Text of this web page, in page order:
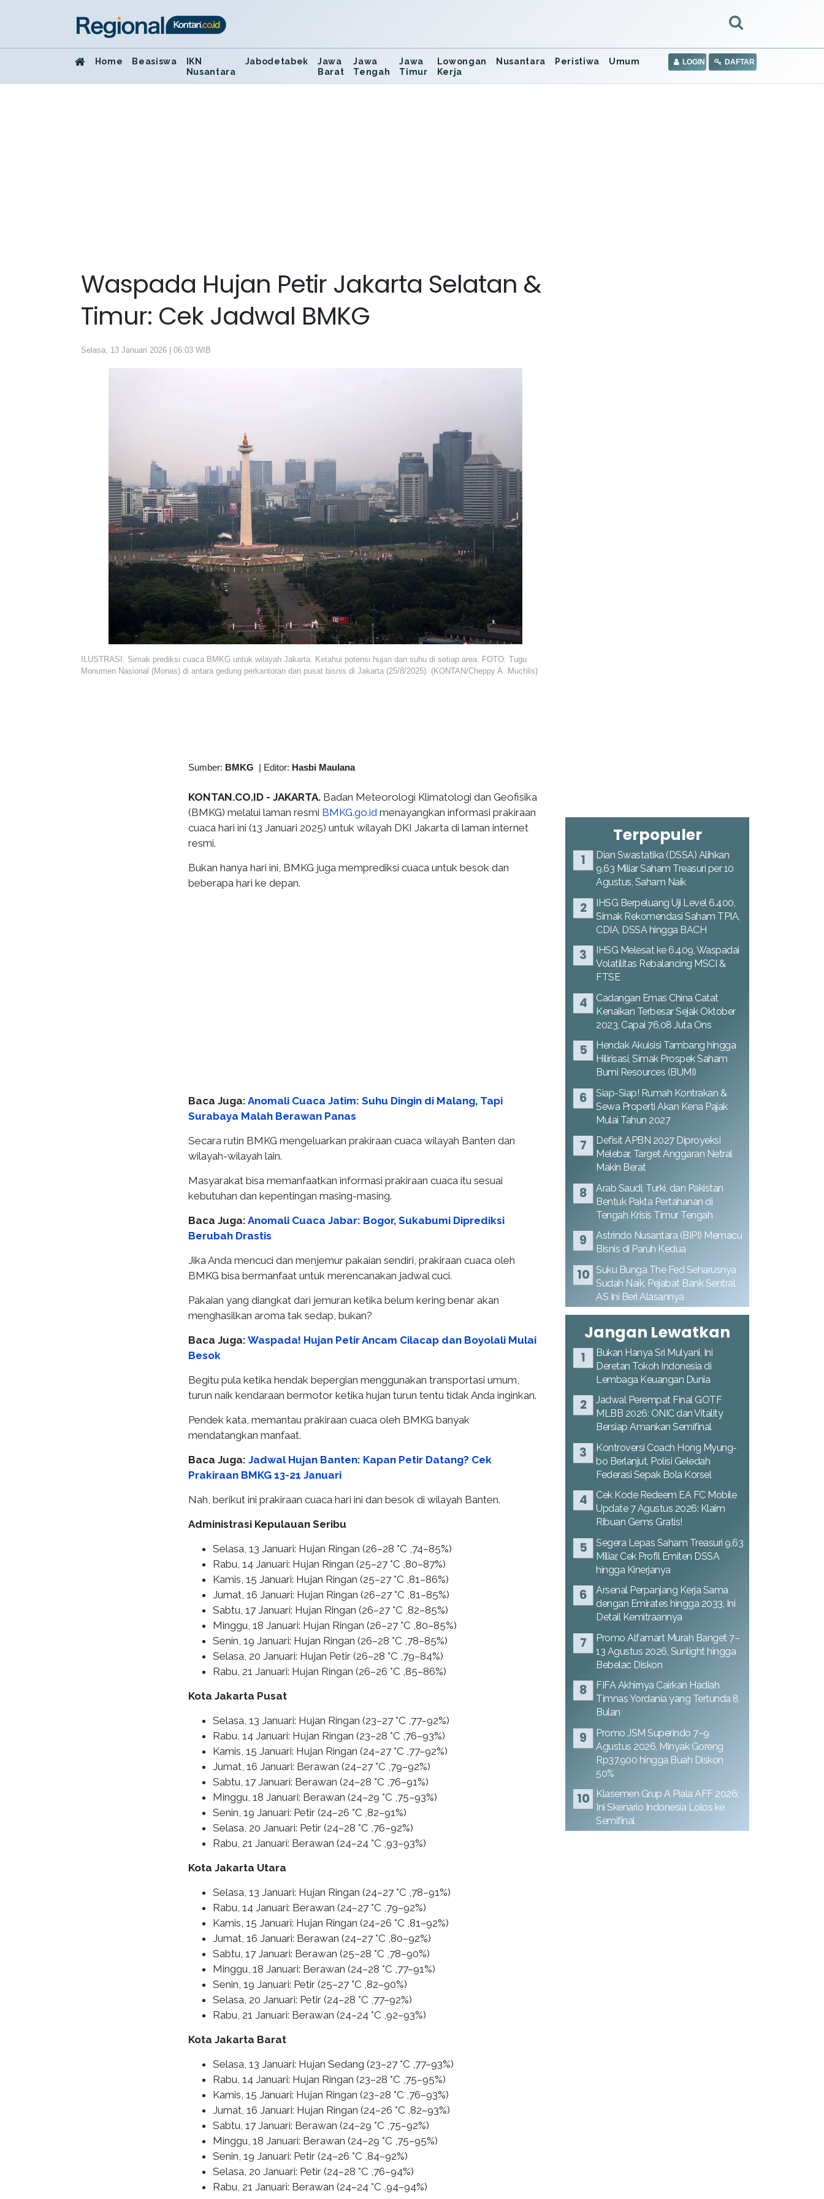
Home Beasiswa
IKN
Nusantara
Jabodetabek
Jawa
Barat
Jawa
Tengah
Jawa
Timur
Lowongan
Kerja
Nusantara Peristiwa Umum LOGIN DAFTAR
Waspada Hujan Petir Jakarta Selatan &
Timur: Cek Jadwal BMKG
Selasa, 13 Januari 2026 | 06:03 WIB
ILUSTRASI. Simak prediksi cuaca BMKG untuk wilayah Jakarta. Ketahui potensi hujan dan suhu di setiap area. FOTO: Tugu
Monumen Nasional (Monas) di antara gedung perkantoran dan pusat bisnis di Jakarta (25/8/2025). (KONTAN/Cheppy A. Muchlis)
Sumber: BMKG | Editor: Hasbi Maulana
KONTAN.CO.ID - JAKARTA. Badan Meteorologi Klimatologi dan Geofisika
(BMKG) melalui laman resmi BMKG.go.id menayangkan informasi prakiraan
cuaca hari ini (13 Januari 2025) untuk wilayah DKI Jakarta di laman internet
resmi.
Bukan hanya hari ini, BMKG juga memprediksi cuaca untuk besok dan
beberapa hari ke depan.
Baca Juga: Anomali Cuaca Jatim: Suhu Dingin di Malang, Tapi
Surabaya Malah Berawan Panas
Secara rutin BMKG mengeluarkan prakiraan cuaca wilayah Banten dan
wilayah-wilayah lain.
Masyarakat bisa memanfaatkan informasi prakiraan cuaca itu sesuai
kebutuhan dan kepentingan masing-masing.
Baca Juga: Anomali Cuaca Jabar: Bogor, Sukabumi Diprediksi
Berubah Drastis
Jika Anda mencuci dan menjemur pakaian sendiri, prakiraan cuaca oleh
BMKG bisa bermanfaat untuk merencanakan jadwal cuci.
Pakaian yang diangkat dari jemuran ketika belum kering benar akan
menghasilkan aroma tak sedap, bukan?
Baca Juga: Waspada! Hujan Petir Ancam Cilacap dan Boyolali Mulai
Besok
Begitu pula ketika hendak bepergian menggunakan transportasi umum,
turun naik kendaraan bermotor ketika hujan turun tentu tidak Anda inginkan.
Pendek kata, memantau prakiraan cuaca oleh BMKG banyak
mendatangkan manfaat.
Baca Juga: Jadwal Hujan Banten: Kapan Petir Datang? Cek
Prakiraan BMKG 13-21 Januari
Nah, berikut ini prakiraan cuaca hari ini dan besok di wilayah Banten.
Administrasi Kepulauan Seribu
Selasa, 13 Januari: Hujan Ringan (26–28 °C ,74–85%)
Rabu, 14 Januari: Hujan Ringan (25–27 °C ,80–87%)
Kamis, 15 Januari: Hujan Ringan (25–27 °C ,81–86%)
Jumat, 16 Januari: Hujan Ringan (26–27 °C ,81–85%)
Sabtu, 17 Januari: Hujan Ringan (26–27 °C ,82–85%)
Minggu, 18 Januari: Hujan Ringan (26–27 °C ,80–85%)
Senin, 19 Januari: Hujan Ringan (26–28 °C ,78–85%)
Selasa, 20 Januari: Hujan Petir (26–28 °C ,79–84%)
Rabu, 21 Januari: Hujan Ringan (26–26 °C ,85–86%)
Kota Jakarta Pusat
Selasa, 13 Januari: Hujan Ringan (23–27 °C ,77–92%)
Rabu, 14 Januari: Hujan Ringan (23–28 °C ,76–93%)
Kamis, 15 Januari: Hujan Ringan (24–27 °C ,77–92%)
Jumat, 16 Januari: Berawan (24–27 °C ,79–92%)
Sabtu, 17 Januari: Berawan (24–28 °C ,76–91%)
Minggu, 18 Januari: Berawan (24–29 °C ,75–93%)
Senin, 19 Januari: Petir (24–26 °C ,82–91%)
Selasa, 20 Januari: Petir (24–28 °C ,76–92%)
Rabu, 21 Januari: Berawan (24–24 °C ,93–93%)
Kota Jakarta Utara
Selasa, 13 Januari: Hujan Ringan (24–27 °C ,78–91%)
Rabu, 14 Januari: Berawan (24–27 °C ,79–92%)
Kamis, 15 Januari: Hujan Ringan (24–26 °C ,81–92%)
Jumat, 16 Januari: Berawan (24–27 °C ,80–92%)
Sabtu, 17 Januari: Berawan (25–28 °C ,78–90%)
Minggu, 18 Januari: Berawan (24–28 °C ,77–91%)
Senin, 19 Januari: Petir (25–27 °C ,82–90%)
Selasa, 20 Januari: Petir (24–28 °C ,77–92%)
Rabu, 21 Januari: Berawan (24–24 °C ,92–93%)
Kota Jakarta Barat
Selasa, 13 Januari: Hujan Sedang (23–27 °C ,77–93%)
Rabu, 14 Januari: Hujan Ringan (23–28 °C ,75–95%)
Kamis, 15 Januari: Hujan Ringan (23–28 °C ,76–93%)
Jumat, 16 Januari: Hujan Ringan (24–26 °C ,82–93%)
Sabtu, 17 Januari: Berawan (24–29 °C ,75–92%)
Minggu, 18 Januari: Berawan (24–29 °C ,75–95%)
Senin, 19 Januari: Petir (24–26 °C ,84–92%)
Selasa, 20 Januari: Petir (24–28 °C ,76–94%)
Rabu, 21 Januari: Berawan (24–24 °C ,94–94%)
Terpopuler
Dian Swastatika (DSSA) Alihkan
9,63 Miliar Saham Treasuri per 10
Agustus, Saham Naik
IHSG Berpeluang Uji Level 6.400,
Simak Rekomendasi Saham TPIA,
CDIA, DSSA hingga BACH
IHSG Melesat ke 6.409, Waspadai
Volatilitas Rebalancing MSCI &
FTSE
Cadangan Emas China Catat
Kenaikan Terbesar Sejak Oktober
2023, Capai 76,08 Juta Ons
Hendak Akuisisi Tambang hingga
Hilirisasi, Simak Prospek Saham
Bumi Resources (BUMI)
Siap-Siap! Rumah Kontrakan &
Sewa Properti Akan Kena Pajak
Mulai Tahun 2027
Defisit APBN 2027 Diproyeksi
Melebar, Target Anggaran Netral
Makin Berat
Arab Saudi, Turki, dan Pakistan
Bentuk Pakta Pertahanan di
Tengah Krisis Timur Tengah
Astrindo Nusantara (BIPI) Memacu
Bisnis di Paruh Kedua
Suku Bunga The Fed Seharusnya
Sudah Naik, Pejabat Bank Sentral
AS Ini Beri Alasannya
Jangan Lewatkan
Bukan Hanya Sri Mulyani, Ini
Deretan Tokoh Indonesia di
Lembaga Keuangan Dunia
Jadwal Perempat Final GOTF
MLBB 2026: ONIC dan Vitality
Bersiap Amankan Semifinal
Kontroversi Coach Hong Myung-
bo Berlanjut, Polisi Geledah
Federasi Sepak Bola Korsel
Cek Kode Redeem EA FC Mobile
Update 7 Agustus 2026: Klaim
Ribuan Gems Gratis!
Segera Lepas Saham Treasuri 9,63
Miliar, Cek Profil Emiten DSSA
hingga Kinerjanya
Arsenal Perpanjang Kerja Sama
dengan Emirates hingga 2033, Ini
Detail Kemitraannya
Promo Alfamart Murah Banget 7–
13 Agustus 2026, Sunlight hingga
Bebelac Diskon
FIFA Akhirnya Cairkan Hadiah
Timnas Yordania yang Tertunda 8
Bulan
Promo JSM Superindo 7–9
Agustus 2026, Minyak Goreng
Rp37.900 hingga Buah Diskon
50%
Klasemen Grup A Piala AFF 2026:
Ini Skenario Indonesia Lolos ke
Semifinal